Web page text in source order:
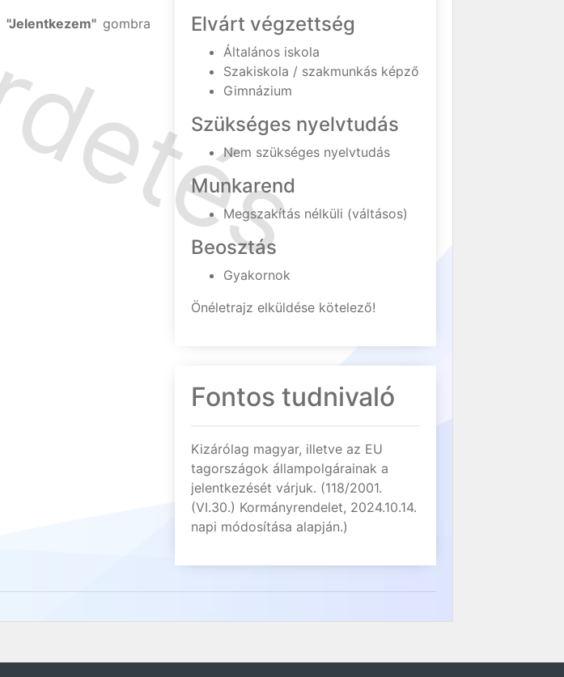
"Jelentkezem"gombra
Elvárt végzettség
Általános iskola
Szakiskola / szakmunkás képző
Gimnázium
Szükséges nyelvtudás
Nem szükséges nyelvtudás
Munkarend
Megszakítás nélküli (váltásos)
Beosztás
Gyakornok
Önéletrajz elküldése kötelező!
Fontos tudnivaló
Kizárólag magyar, illetve az EU
tagországok állampolgárainak a
jelentkezését várjuk. (118/2001.
(VI.30.) Kormányrendelet, 2024.10.14.
napi módosítása alapján.)